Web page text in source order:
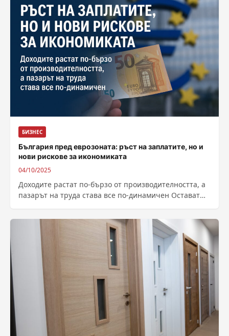
БИЗНЕС
България пред еврозоната: ръст на заплатите, но и
нови рискове за икономиката
04/10/2025
Доходите растат по-бързо от производителността, а
пазарът на труда става все по-динамичен Остават